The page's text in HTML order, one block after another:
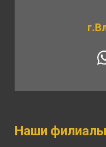
Наши филиалы